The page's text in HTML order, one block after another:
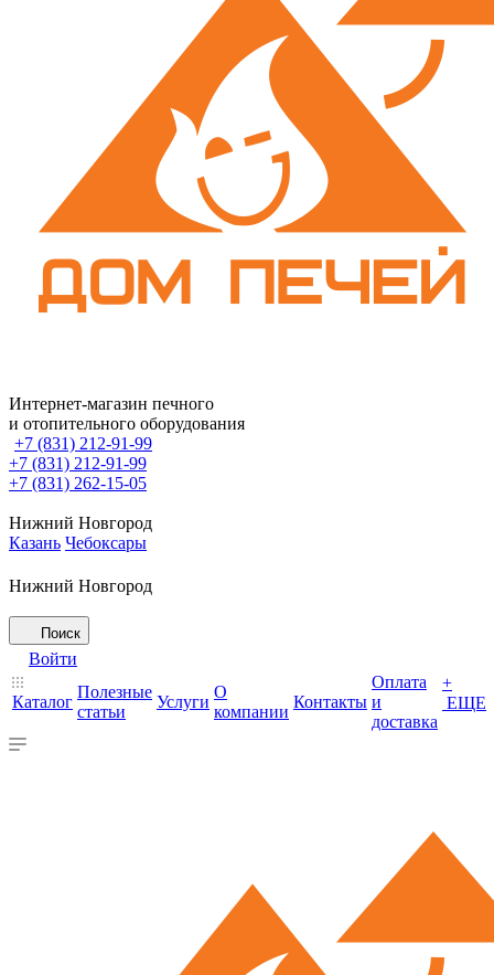
Интернет-магазин печного
и отопительного оборудования
+7 (831) 212-91-99
+7 (831) 212-91-99
+7 (831) 262-15-05
Нижний Новгород
Казань Чебоксары
Нижний Новгород
Поиск
Войти
Каталог
Полезные
статьи
Услуги
О
компании
Контакты
Оплата
и
доставка
+
ЕЩЕ